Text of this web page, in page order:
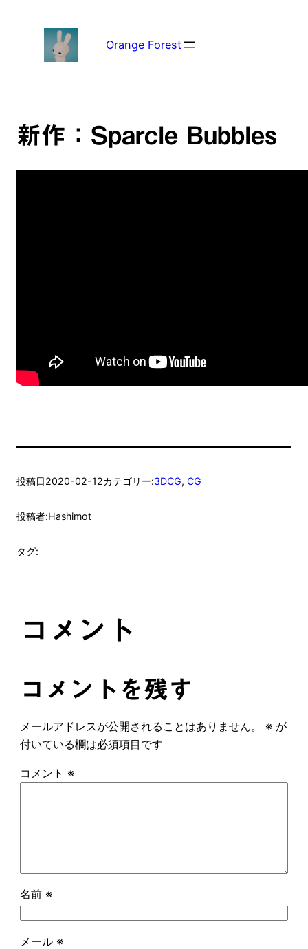
Orange Forest
新作：Sparcle Bubbles
投稿日2020-02-12カテゴリー:3DCG, CG
投稿者:Hashimot
タグ:
コメント
コメントを残す
メールアドレスが公開されることはありません。 ※が
付いている欄は必須項目です
コメント ※
名前 ※
メール ※